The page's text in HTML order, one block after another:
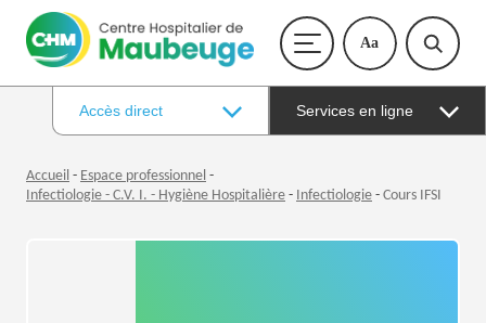
Aa
Accès direct Services en ligne
Accueil - Espace professionnel -
Infectiologie - C.V. I. - Hygiène Hospitalière - Infectiologie - Cours IFSI